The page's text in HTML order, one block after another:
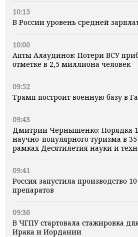
10:15
В России уровень средней
10:00
Апты Алаудинов: Потери ВСУ
отметке в 2,5 миллиона человек
09:52
Трамп построит военную базу в
09:43
Дмитрий Чернышенко: Порядка
научно-популярного туризма в
рамках Десятилетия науки и
09:41
Россия запустила производство
препаратов
09:36
В ЧГПУ стартовала стажировка
Ирака и Иордании